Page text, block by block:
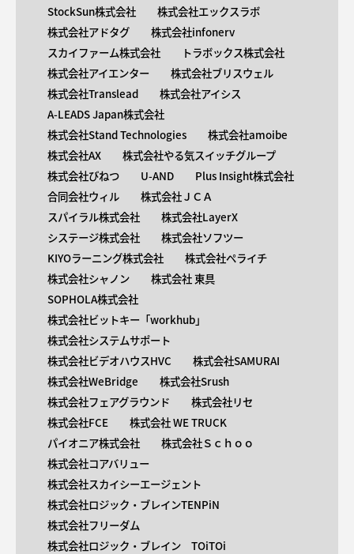
StockSun株式会社
株式会社エックスラボ
株式会社アドタグ
株式会社infonerv
スカイファーム株式会社
トラボックス株式会社
株式会社アイエンター
株式会社ブリスウェル
株式会社Translead
株式会社アイシス
A-LEADS Japan株式会社
株式会社Stand Technologies
株式会社amoibe
株式会社AX
株式会社やる気スイッチグループ
株式会社びねつ
U-AND
Plus Insight株式会社
合同会社ウィル
株式会社ＪＣＡ
スパイラル株式会社
株式会社LayerX
システージ株式会社
株式会社ソフツー
KIYOラーニング株式会社
株式会社ペライチ
株式会社シャノン
株式会社 東具
SOPHOLA株式会社
株式会社ビットキー「workhub」
株式会社システムサポート
株式会社ビデオハウスHVC
株式会社SAMURAI
株式会社WeBridge
株式会社Srush
株式会社フェアグラウンド
株式会社リセ
株式会社FCE
株式会社 WE TRUCK
パイオニア株式会社
株式会社Ｓｃｈｏｏ
株式会社コアバリュー
株式会社スカイシーエージェント
株式会社ロジック・ブレインTENPiN
株式会社フリーダム
株式会社ロジック・ブレイン TOiTOi